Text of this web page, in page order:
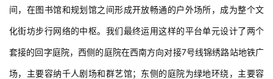
间，在图书馆和规划馆之间形成开放畅通的户外场所，成为整个文
化街坊步行网络的中枢。我们最终运用这样的平台单元设计了两个
套接的回字庭院，西侧的庭院在西南方向对接7号线锦绣路站地铁广
场，主要容纳千人剧场和群艺馆；东侧的庭院为绿地环绕，主要容